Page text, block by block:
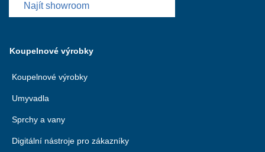
Najít showroom
Koupelnové výrobky
Koupelnové výrobky
Umyvadla
Sprchy a vany
Digitální nástroje pro zákazníky